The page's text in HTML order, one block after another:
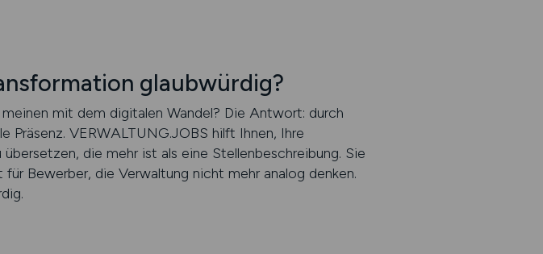
glaubwürdig?
mit dem digitalen Wandel? Die Antwort: durch
VERWALTUNG.JOBS hilft Ihnen, Ihre
die mehr ist als eine Stellenbeschreibung. Sie
Bewerber, die Verwaltung nicht mehr analog denken.